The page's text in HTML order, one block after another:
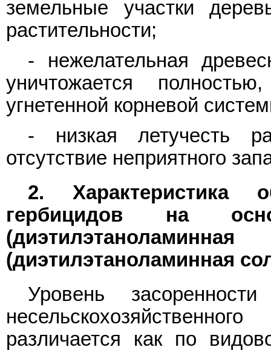
земельные участки
растительности;
- нежелательная
уничтожается
угнетенной корневой
- низкая летучесть
отсутствие неприятного
2. Характеристика
гербицидов на
(диэтилэтаноламинная
Уровень
различается как по